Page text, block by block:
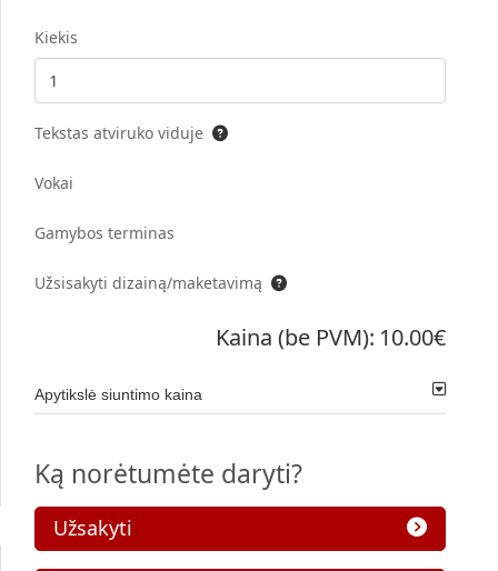
Kiekis
Tekstas atviruko viduje
Vokai
Gamybos terminas
Užsisakyti dizainą/maketavimą
Kaina (be PVM): 10.00€
Apytikslė siuntimo kaina
Ką norėtumėte daryti?
Užsakyti